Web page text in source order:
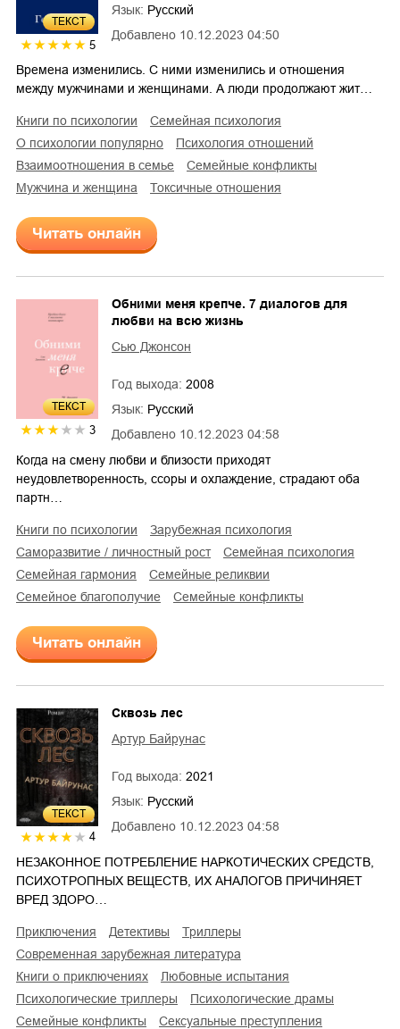
ТЕКСТ
5
Добавлено 10.12.2023 04:50
Язык: Русский
Времена изменились. С ними изменились и отношения
между мужчинами и женщинами. А люди продолжают жит…
книги по психологии
семейная психология
о психологии популярно
психология отношений
взаимоотношения в семье
семейные конфликты
мужчина и женщина
токсичные отношения
Читать онлайн
ТЕКСТ
3 Добавлено 10.12.2023 04:58
Обними меня крепче. 7 диалогов для
любви на всю жизнь
Сью Джонсон
Год выхода: 2008
Язык: Русский
Когда на смену любви и близости приходят
неудовлетворенность, ссоры и охлаждение, страдают оба
партн…
книги по психологии
зарубежная психология
саморазвитие / личностный рост
семейная психология
семейная гармония
семейные реликвии
семейное благополучие
семейные конфликты
Читать онлайн
ТЕКСТ
4
Добавлено 10.12.2023 04:58
Сквозь лес
Артур Байрунас
Год выхода: 2021
Язык: Русский
НЕЗАКОННОЕ ПОТРЕБЛЕНИЕ НАРКОТИЧЕСКИХ СРЕДСТВ,
ПСИХОТРОПНЫХ ВЕЩЕСТВ, ИХ АНАЛОГОВ ПРИЧИНЯЕТ
ВРЕД ЗДОРО…
приключения детективы
триллеры
современная зарубежная литература
книги о приключениях
любовные испытания
психологические триллеры
психологические драмы
семейные конфликты
сексуальные преступления